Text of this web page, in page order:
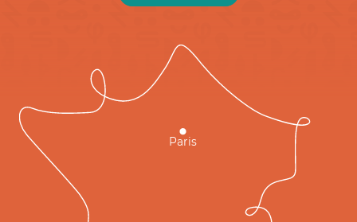
Paris